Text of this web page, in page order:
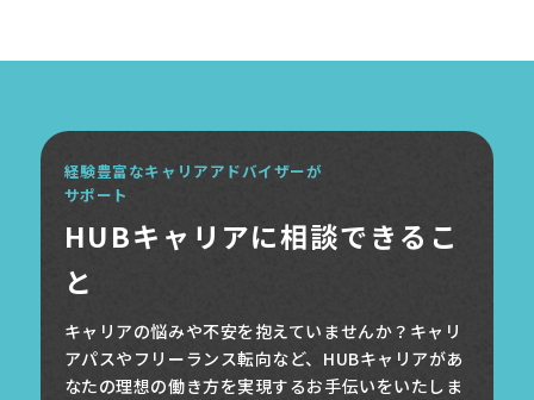
経験豊富なキャリアアドバイザーが
サポート
HUBキャリアに相談できるこ
と
キャリアの悩みや不安を抱えていませんか？キャリ
アパスやフリーランス転向など、HUBキャリアがあ
なたの理想の働き方を実現するお手伝いをいたしま